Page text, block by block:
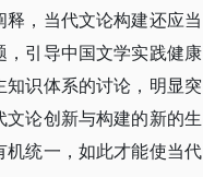
，当代文论构建还应当
引导中国文学实践健康
识体系的讨论，明显突
论创新与构建的新的生
统一，如此才能使当代